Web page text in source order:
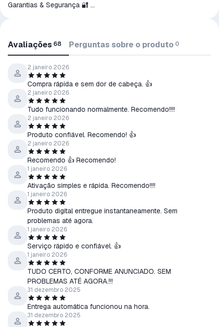
Garantias & Segurança 🔐
• Comprovada falha de entrega: reemissão ou estorno conforme
💎 Compra protegida — suporte dedicado até a confirmação
final.
Avaliações 68 Perguntas sobre o produto 0
2 janeiro 2026
Compra rápida e sem dor de cabeça. 👍
2 janeiro 2026
Tudo funcionando normalmente. Recomendo!!!!
2 janeiro 2026
Produto confiável. Recomendo! 👍
2 janeiro 2026
Recomendo 👍 Recomendo!
1 janeiro 2026
Ativação simples e rápida. Recomendo!!!!
1 janeiro 2026
Produto digital entregue instantaneamente. Sem
problemas até agora.
1 janeiro 2026
Serviço rápido e confiável. 👍
1 janeiro 2026
TUDO CERTO, CONFORME ANUNCIADO. SEM
PROBLEMAS ATÉ AGORA.!!!
31 dezembro 2025
Entrega automática funcionou na hora.
31 dezembro 2025